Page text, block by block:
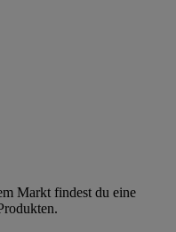
Markt findest du eine